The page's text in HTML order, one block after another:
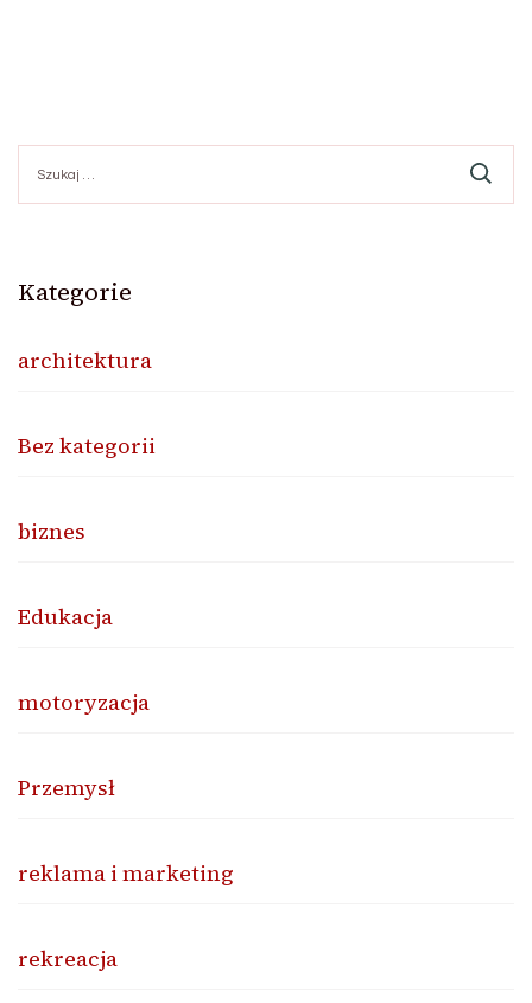
Kategorie
architektura
Bez kategorii
biznes
Edukacja
motoryzacja
Przemysł
reklama i marketing
rekreacja